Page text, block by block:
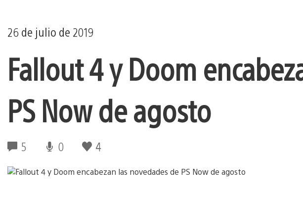
26 de julio de 2019
Fallout 4 y Doom
PS Now de agosto
5 0 4